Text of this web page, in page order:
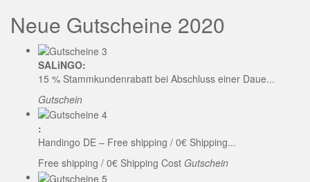
Neue Gutscheine 2020
SALiNGO:
15 % Stammkundenrabatt bei Abschluss einer Daue...
Gutschein
:
Handingo DE – Free shipping / 0€ Shipping...
Free shipping / 0€ Shipping Cost Gutschein